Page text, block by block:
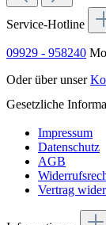
Service-Hotline
09929 - 958240
Oder über unser
Gesetzliche
Impressum
Datenschutz
AGB
Vertrag